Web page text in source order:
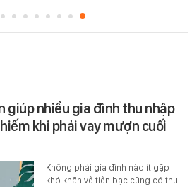
giúp nhiều gia đình thu nhập
khi phải vay mượn cuối
Không phải gia đình nào ít gặp
khó khăn về tiền bạc cũng có thu